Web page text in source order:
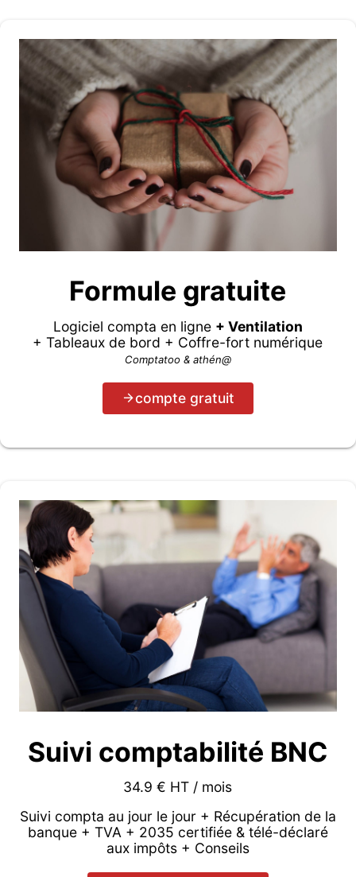
Formule gratuite
Logiciel compta en ligne + Ventilation
+ Tableaux de bord + Coffre-fort numérique
Comptatoo & athén@
compte gratuit
Suivi comptabilité BNC
34.9 € HT / mois
Suivi compta au jour le jour + Récupération de la
banque + TVA + 2035 certifiée & télé-déclaré
aux impôts + Conseils